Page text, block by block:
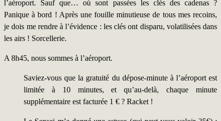
l’aéroport. Sauf que… où sont passées les clés des cadenas ?
Panique à bord ! Après une fouille minutieuse de tous mes recoins,
je dois me rendre à l’évidence : les clés ont disparu, volatilisées dans
les airs ! Sorcellerie.
A 8h45, nous sommes à l’aéroport.
Saviez-vous que la gratuité du dépose-minute à l’aéroport est
limitée à 10 minutes, et qu’au-delà, chaque minute
supplémentaire est facturée 1 € ? Racket !